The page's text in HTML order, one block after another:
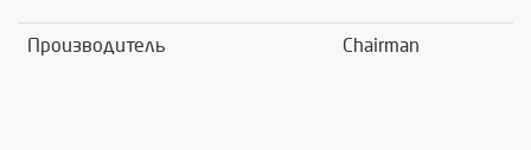
Производитель Chairman